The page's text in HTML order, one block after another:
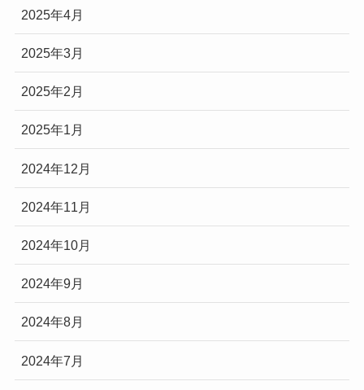
2025年4月
2025年3月
2025年2月
2025年1月
2024年12月
2024年11月
2024年10月
2024年9月
2024年8月
2024年7月